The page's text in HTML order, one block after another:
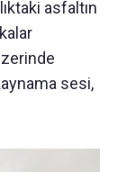
asfaltın
sesi,